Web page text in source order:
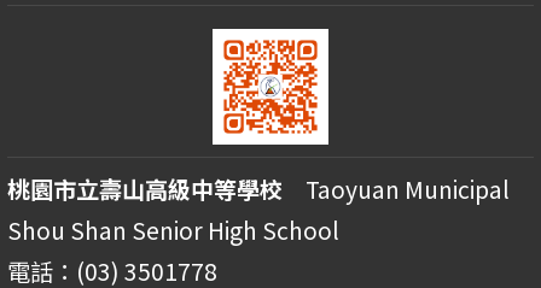
桃園市立壽山高級中等學校 Taoyuan Municipal
Shou Shan Senior High School
電話：(03) 3501778